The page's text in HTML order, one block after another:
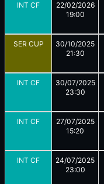
INT CF
22/02/2026
19:00
SER CUP
30/10/2025
21:30
INT CF
30/07/2025
23:30
INT CF
27/07/2025
15:20
INT CF
24/07/2025
23:00